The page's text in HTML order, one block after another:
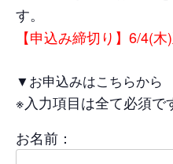
す。
【申込み締切り】6/4(
▼お申込みはこちらから
※入力項目は全て必須で
お名前：